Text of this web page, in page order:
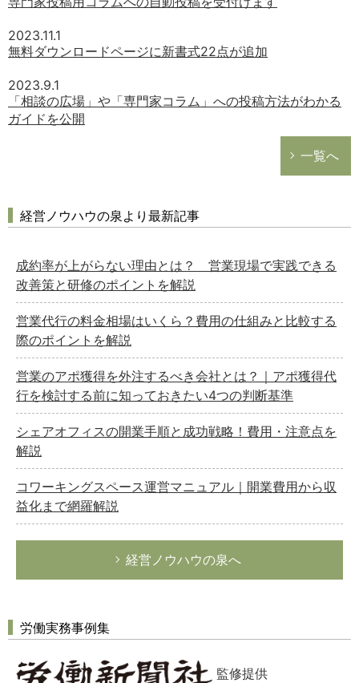
2023.11.1
無料ダウンロードページに新書式22点が追加
2023.9.1
「相談の広場」や「専門家コラム」への投稿方法がわかる
ガイドを公開
一覧へ
経営ノウハウの泉より最新記事
成約率が上がらない理由とは？ 営業現場で実践できる
改善策と研修のポイントを解説
営業代行の料金相場はいくら？費用の仕組みと比較する
際のポイントを解説
営業のアポ獲得を外注するべき会社とは？｜アポ獲得代
行を検討する前に知っておきたい4つの判断基準
シェアオフィスの開業手順と成功戦略！費用・注意点を
解説
コワーキングスペース運営マニュアル｜開業費用から収
益化まで網羅解説
経営ノウハウの泉へ
労働実務事例集
監修提供